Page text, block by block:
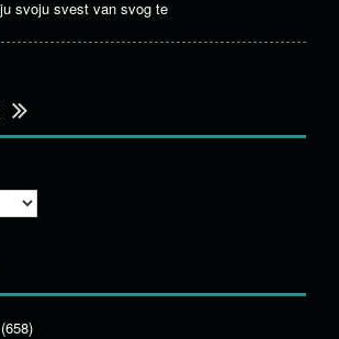
svoju svest van svog te
(658)